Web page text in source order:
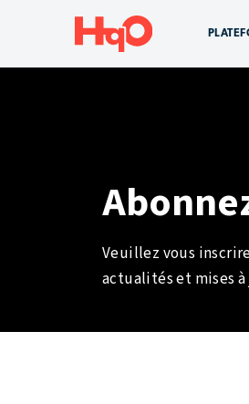
contenu
Veuillez vous
actualités et mises à